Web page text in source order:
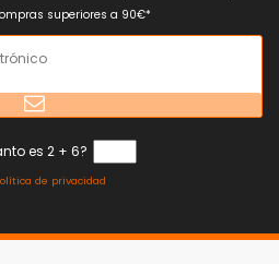
superiores a 90€*
es 2 + 6?
de privacidad